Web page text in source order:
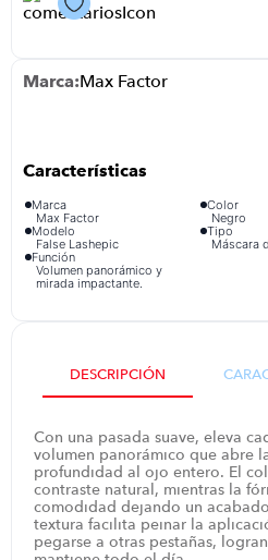
Max Factor
Marca
Max Factor
Color
Negro
Modelo
False Lashepic
Tipo
Máscara
Función
Volumen panorámico y
mirada impactante.
DESCRIPCIÓN
Con una pasada suave, eleva
volumen panorámico que abre
profundidad al ojo entero. El
contraste natural, mientras la
comodidad dejando un
textura facilita peinar la
pegarse a otras pestañas,
7. celular
9. congelador